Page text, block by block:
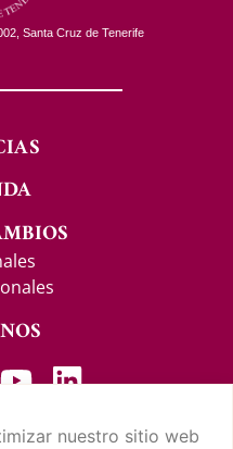
nuestro sitio web
Santa Cruz de Tenerife